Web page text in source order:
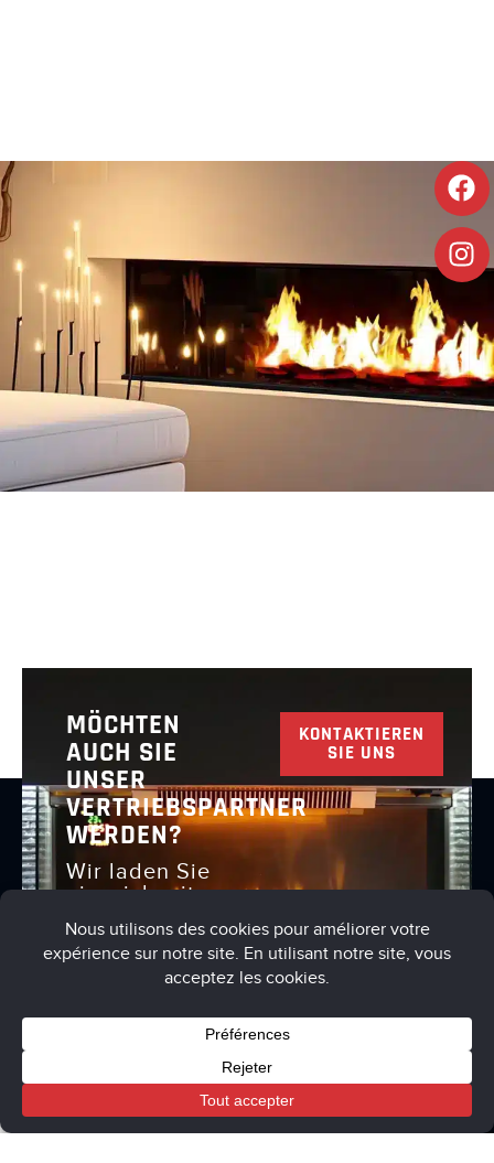
MÖCHTEN
AUCH SIE
UNSER
VERTRIEBSPARTNER
WERDEN?
Wir laden Sie
ein, sich mit
Verbindung
zu setzen, um
KONTAKTIEREN
SIE UNS
Allgemeine Nutzungsbedingungen
Cart
My account
Boutique